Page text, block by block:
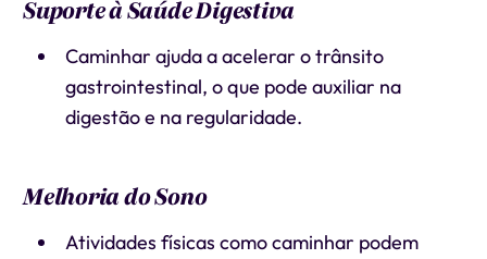
Suporte à Saúde Digestiva
Caminhar ajuda a acelerar o trânsito
gastrointestinal, o que pode auxiliar na
digestão e na regularidade.
Melhoria do Sono
Atividades físicas como caminhar podem